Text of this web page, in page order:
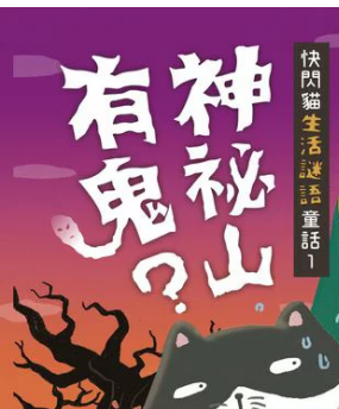
天天免運 美食蛋糕 養生
居家生活 3C家電 運動
女裝 化妝
日本購物 電子/紙本書